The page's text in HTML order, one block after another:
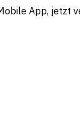
App, jetzt